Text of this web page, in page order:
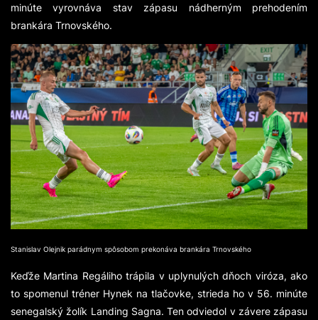
minúte vyrovnáva stav zápasu nádherným prehodením
brankára Trnovského.
Stanislav Olejnik parádnym spôsobom prekonáva brankára Trnovského
Keďže Martina Regáliho trápila v uplynulých dňoch viróza, ako
to spomenul tréner Hynek na tlačovke, strieda ho v 56. minúte
senegalský žolík Landing Sagna. Ten odviedol v závere zápasu